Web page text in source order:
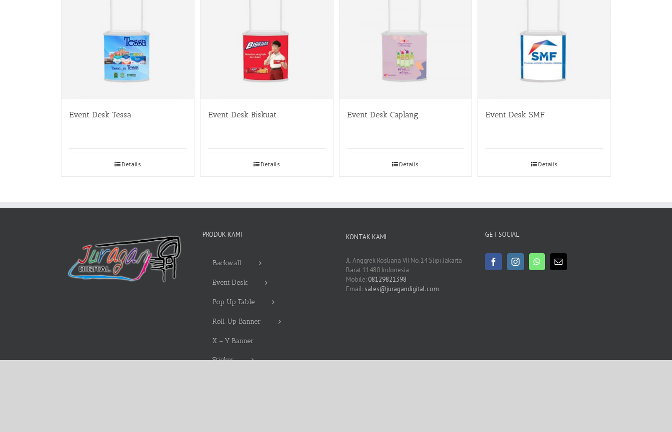
Event Desk Tessa
Details
Event Desk Biskuat
Details
Event Desk Caplang
Details
Event Desk SMF
Details
PRODUK KAMI
Backwall
Event Desk
Pop Up Table
Roll Up Banner
X – Y Banner
Sticker
KONTAK KAMI
Jl. Anggrek Rosliana VII No.14 Slipi Jakarta
Barat 11480 Indonesia
Mobile: 08129821398
Email: sales@juragandigital.com
GET SOCIAL